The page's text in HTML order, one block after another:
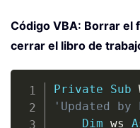
Código VBA: Borrar el
cerrar el libro de
Private Sub
'Updated by
Dim ws